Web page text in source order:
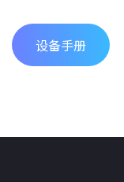
设备手册